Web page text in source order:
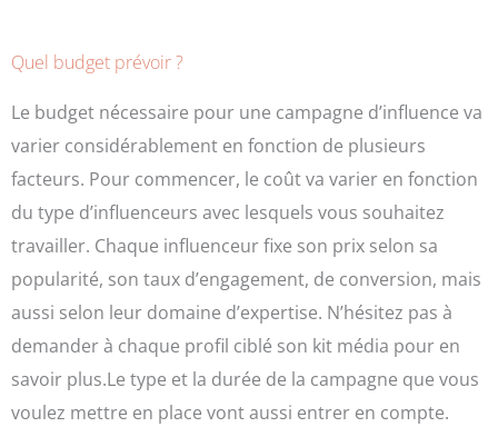
Quel budget prévoir ?
Le budget nécessaire pour une campagne d’influence va
varier considérablement en fonction de plusieurs
facteurs. Pour commencer, le coût va varier en fonction
du type d’influenceurs avec lesquels vous souhaitez
travailler. Chaque influenceur fixe son prix selon sa
popularité, son taux d’engagement, de conversion, mais
aussi selon leur domaine d’expertise. N’hésitez pas à
demander à chaque profil ciblé son kit média pour en
savoir plus.Le type et la durée de la campagne que vous
voulez mettre en place vont aussi entrer en compte.